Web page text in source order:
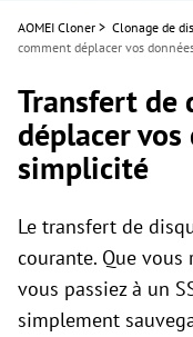
AOMEI Cloner > Clonage de
comment déplacer vos
Transfert de
déplacer
simplicité
Le transfert de
courante. Que
vous passiez à un
simplement